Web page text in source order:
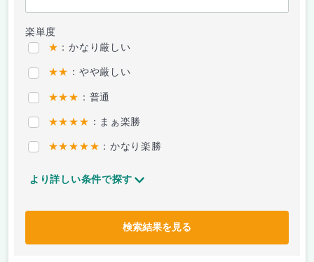
楽単度
★ ：かなり厳しい
★★ ：やや厳しい
★★★ ：普通
★★★★ ：まぁ楽勝
★★★★★ ：かなり楽勝
より詳しい条件で探す
検索結果を見る